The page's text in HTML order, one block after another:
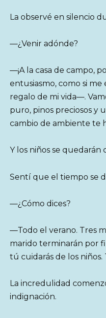
La observé en silencio
—¿Venir adónde?
—¡A la casa de campo,
entusiasmo, como si
regalo de mi vida—.
puro, pinos preciosos y
cambio de ambiente te
Y los niños se
Sentí que el tiempo se
—¿Cómo dices?
—Todo el verano. Tres
marido terminarán por
tú cuidarás de los niños.
La incredulidad
indignación.